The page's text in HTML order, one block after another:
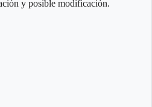
y posible modificación.